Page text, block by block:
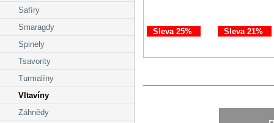
Safíry
Smaragdy
Spinely
Tsavority
Turmalíny
Vltavíny
Záhnědy
Sleva 25% Sleva 21%